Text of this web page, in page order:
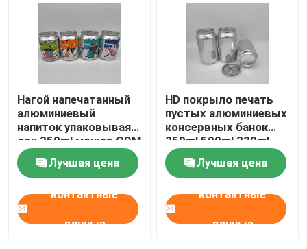
Машина для упаковки напитков
машина для розлива газированных напитков
Алюминиевая банка пива
Преформы из ПЭТ-пластика
Нагой напечатанный
алюминиевый
напиток упаковывая
сок 250ml может ODM
OEM
Лучшая цена
контактные
данные
HD покрыло печать
пустых алюминиевых
консервных банок
250ml 500ml 330ml
воды
Лучшая цена
контактные
данные